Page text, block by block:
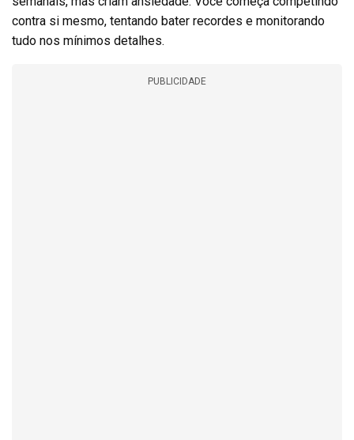
contra si mesmo, tentando bater recordes e monitorando
tudo nos mínimos detalhes.
PUBLICIDADE